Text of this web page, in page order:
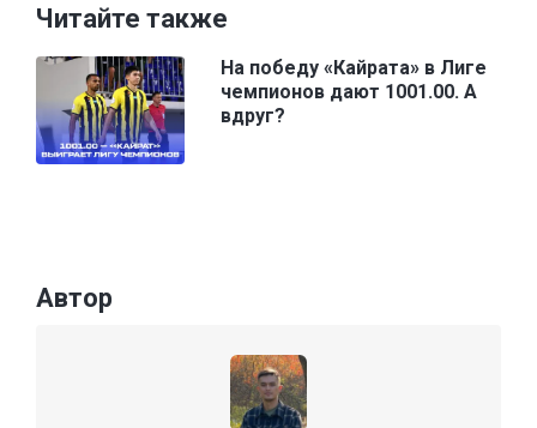
Читайте также
На победу «Кайрата» в Лиге
чемпионов дают 1001.00. А
вдруг?
Автор